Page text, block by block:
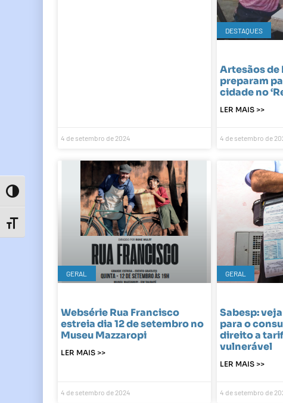
Toggle High Contrast
Toggle Font size
4 de setembro de 2024
DESTAQUES
Artesãos de
preparam
cidade no
LER MAIS >>
4 de setembro de
GERAL
Websérie Rua Francisco
estreia dia 12 de setembro no
Museu Mazzaropi
LER MAIS >>
4 de setembro de 2024
GERAL
Sabesp:
para o
direito a
vulnerável
LER MAIS >>
4 de setembro de